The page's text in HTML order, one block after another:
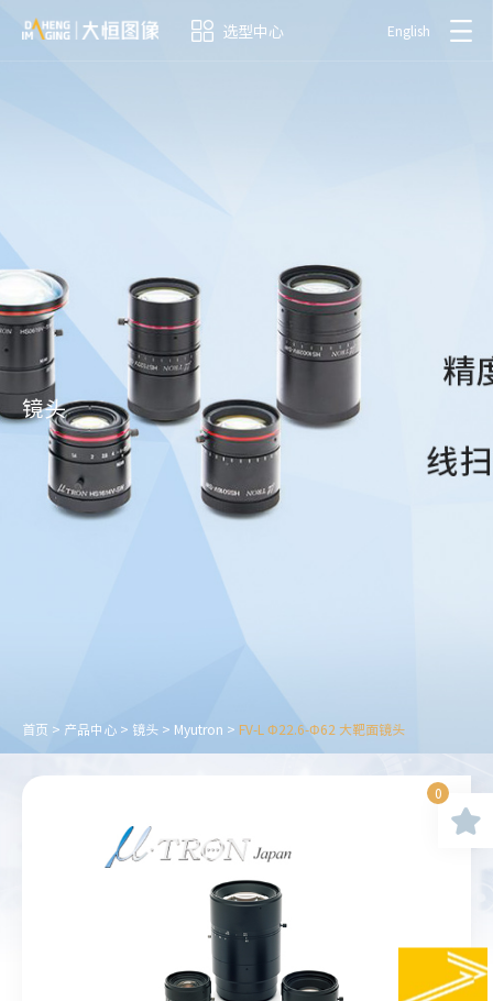
选型中心 English
镜头
首页 > 产品中心 > 镜头 > Myutron > FV-L Φ22.6-Φ62 大靶面镜头
0